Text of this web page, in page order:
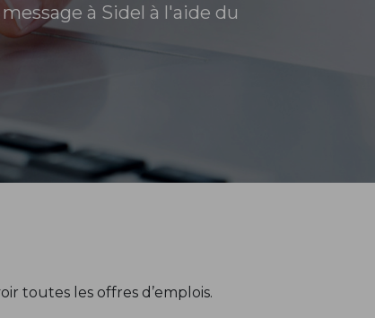
à Sidel à l'aide du
toutes les offres d’emplois.